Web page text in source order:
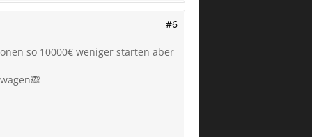
#6
so 10000€ weniger starten aber